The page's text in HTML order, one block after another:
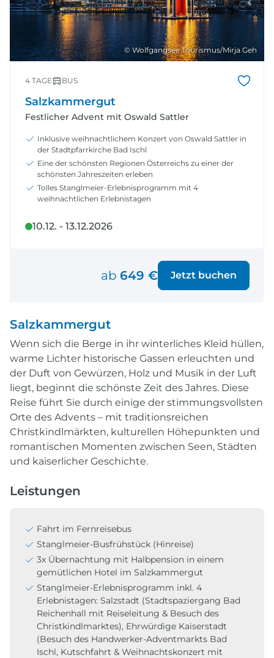
© Wolfgangsee Tourismus/Mirja Geh
4 TAGE BUS
Salzkammergut
Festlicher Advent mit Oswald Sattler
Inklusive weihnachtlichem Konzert von Oswald Sattler in
der Stadtpfarrkirche Bad Ischl
Eine der schönsten Regionen Österreichs zu einer der
schönsten Jahreszeiten erleben
Tolles Stanglmeier-Erlebnisprogramm mit 4
weihnachtlichen Erlebnistagen
10.12. - 13.12.2026
ab 649 € Jetzt buchen
Salzkammergut
Wenn sich die Berge in ihr winterliches Kleid hüllen,
warme Lichter historische Gassen erleuchten und
der Duft von Gewürzen, Holz und Musik in der Luft
liegt, beginnt die schönste Zeit des Jahres. Diese
Reise führt Sie durch einige der stimmungsvollsten
Orte des Advents – mit traditionsreichen
Christkindlmärkten, kulturellen Höhepunkten und
romantischen Momenten zwischen Seen, Städten
und kaiserlicher Geschichte.
Leistungen
Fahrt im Fernreisebus
Stanglmeier-Busfrühstück (Hinreise)
3x Übernachtung mit Halbpension in einem
gemütlichen Hotel im Salzkammergut
Stanglmeier-Erlebnisprogramm inkl. 4
Erlebnistagen: Salzstadt (Stadtspaziergang Bad
Reichenhall mit Reiseleitung & Besuch des
Christkindlmarktes), Ehrwürdige Kaiserstadt
(Besuch des Handwerker-Adventmarkts Bad
Ischl, Kutschfahrt & Weihnachtskonzert mit